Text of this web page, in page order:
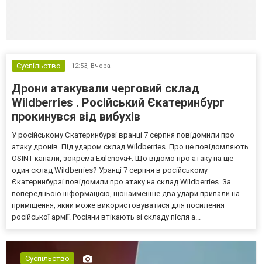
Суспільство 12:53, Вчора
Дрони атакували черговий склад
Wildberries . Російський Єкатеринбург
прокинувся від вибухів
У російському Єкатеринбурзі вранці 7 серпня повідомили про
атаку дронів. Під ударом склад Wildberries. Про це повідомляють
OSINT-канали, зокрема Exilenova+. Що відомо про атаку на ще
один склад Wildberries? Уранці 7 серпня в російському
Єкатеринбурзі повідомили про атаку на склад Wildberries. За
попередньою інформацією, щонайменше два удари припали на
приміщення, який може використовуватися для посилення
російської армії. Росіяни втікають зі складу після а...
Суспільство